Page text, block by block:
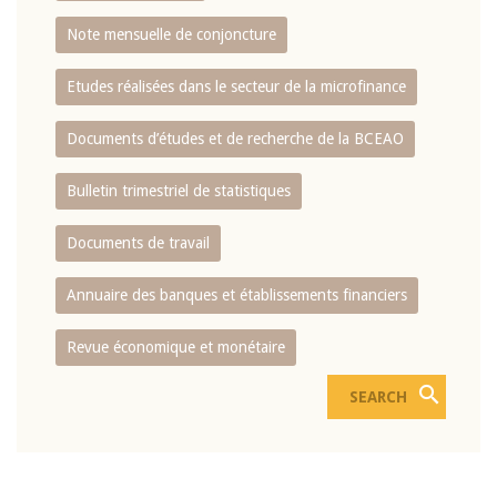
Note mensuelle de conjoncture
Etudes réalisées dans le secteur de la microfinance
Documents d’études et de recherche de la BCEAO
Bulletin trimestriel de statistiques
Documents de travail
Annuaire des banques et établissements financiers
Revue économique et monétaire